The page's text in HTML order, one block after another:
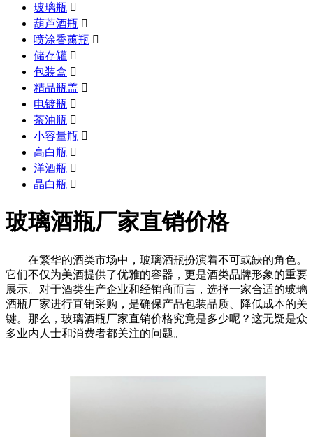
玻璃瓶 
葫芦酒瓶 
喷涂香薰瓶 
储存罐 
包装盒 
精品瓶盖 
电镀瓶 
茶油瓶 
小容量瓶 
高白瓶 
洋酒瓶 
晶白瓶 
玻璃酒瓶厂家直销价格
在繁华的酒类市场中，玻璃酒瓶扮演着不可或缺的角色。
它们不仅为美酒提供了优雅的容器，更是酒类品牌形象的重要
展示。对于酒类生产企业和经销商而言，选择一家合适的玻璃
酒瓶厂家进行直销采购，是确保产品包装品质、降低成本的关
键。那么，玻璃酒瓶厂家直销价格究竟是多少呢？这无疑是众
多业内人士和消费者都关注的问题。